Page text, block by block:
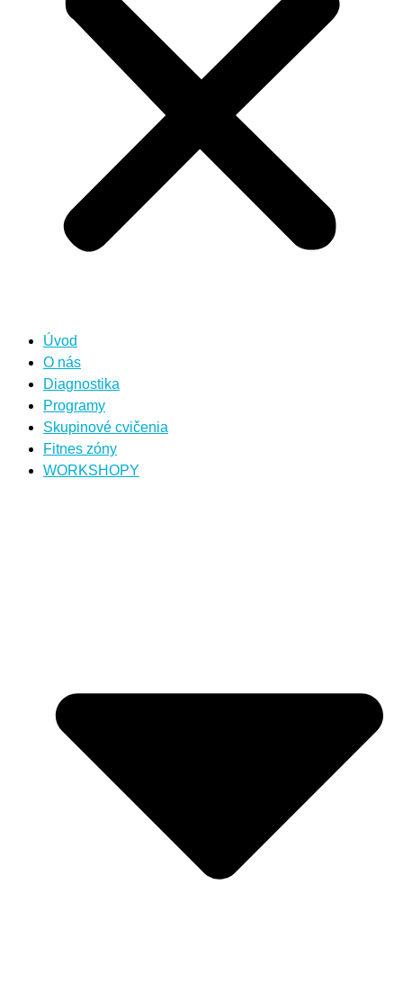
Úvod
O nás
Diagnostika
Programy
Skupinové cvičenia
Fitnes zóny
WORKSHOPY